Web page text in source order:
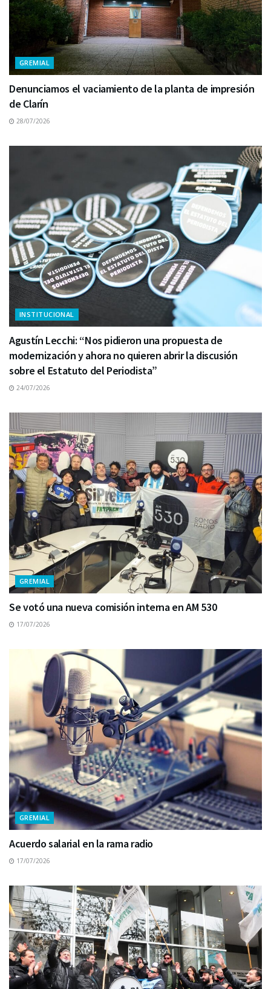
GREMIAL
Denunciamos el vaciamiento de la planta de impresión
de Clarín
28/07/2026
INSTITUCIONAL
Agustín Lecchi: “Nos pidieron una propuesta de
modernización y ahora no quieren abrir la discusión
sobre el Estatuto del Periodista”
24/07/2026
GREMIAL
Se votó una nueva comisión interna en AM 530
17/07/2026
GREMIAL
Acuerdo salarial en la rama radio
17/07/2026